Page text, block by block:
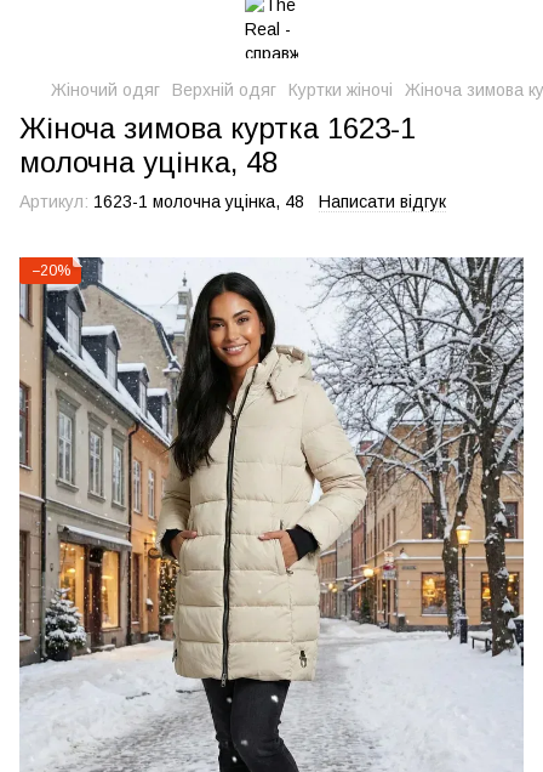
Жіночий одяг Верхній одяг Куртки жіночі Жіноча зимова
Жіноча зимова куртка 1623-1
молочна уцінка, 48
Артикул: 1623-1 молочна уцінка, 48 Написати відгук
−20%